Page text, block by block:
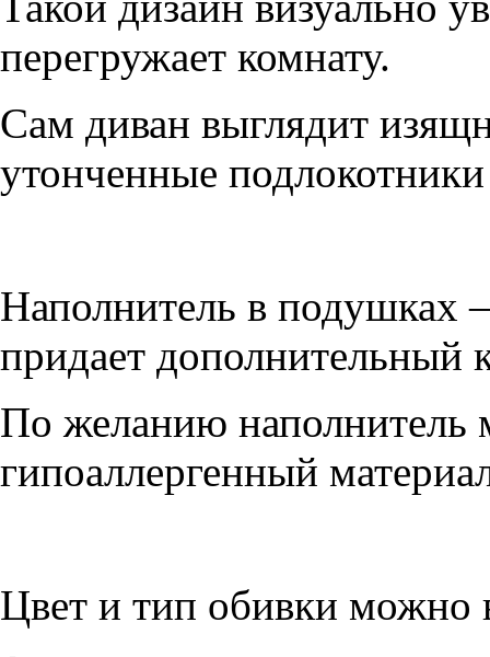
перегружает комнату.
Сам диван выглядит
утонченные
Наполнитель в подушках
придает
По желанию наполнитель
гипоаллергенный
Цвет и тип обивки можно